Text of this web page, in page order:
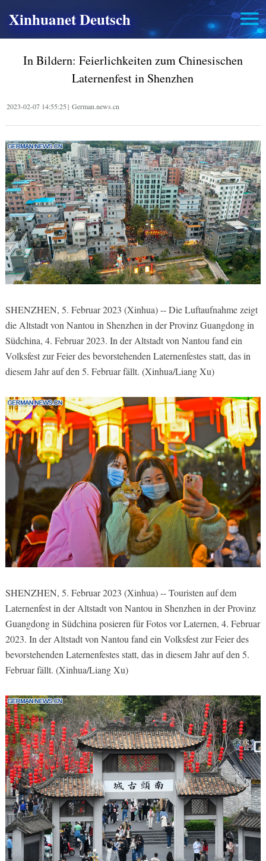
Xinhuanet Deutsch
In Bildern: Feierlichkeiten zum Chinesischen
Laternenfest in Shenzhen
2023-02-07 14:55:25| German.news.cn
SHENZHEN, 5. Februar 2023 (Xinhua) -- Die Luftaufnahme zeigt
die Altstadt von Nantou in Shenzhen in der Provinz Guangdong in
Südchina, 4. Februar 2023. In der Altstadt von Nantou fand ein
Volksfest zur Feier des bevorstehenden Laternenfestes statt, das in
diesem Jahr auf den 5. Februar fällt. (Xinhua/Liang Xu)
SHENZHEN, 5. Februar 2023 (Xinhua) -- Touristen auf dem
Laternenfest in der Altstadt von Nantou in Shenzhen in der Provinz
Guangdong in Südchina posieren für Fotos vor Laternen, 4. Februar
2023. In der Altstadt von Nantou fand ein Volksfest zur Feier des
bevorstehenden Laternenfestes statt, das in diesem Jahr auf den 5.
Februar fällt. (Xinhua/Liang Xu)